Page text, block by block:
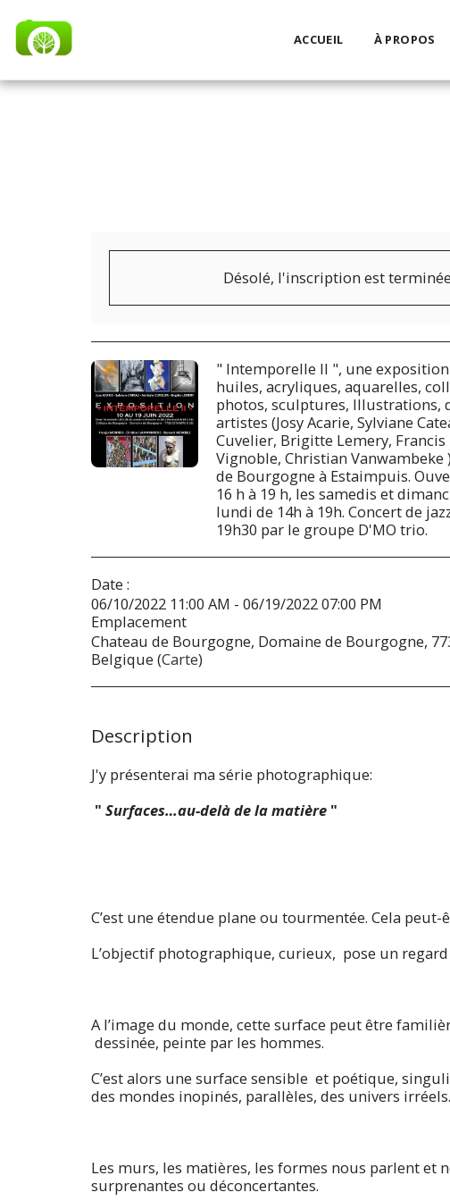
ACCUEIL À PROPOS
Désolé, l'inscription est
" Intemporelle II ", une
huiles, acryliques, aquarelles,
photos, sculptures, Illustrations,
artistes (Josy Acarie, Sylviane
Cuvelier, Brigitte Lemery,
Vignoble, Christian Vanwambeke
de Bourgogne à Estaimpuis.
16 h à 19 h, les samedis et
lundi de 14h à 19h. Concert de
19h30 par le groupe D'MO trio.
Date :
06/10/2022 11:00 AM - 06/19/2022 07:00 PM
Emplacement
Chateau de Bourgogne, Domaine de Bourgogne,
Belgique (Carte)
Description
J'y présenterai ma série photographique:
" Surfaces…au-delà de la matière "
C’est une étendue plane ou tourmentée. Cela
L’objectif photographique, curieux, pose un
A l’image du monde, cette surface peut être
dessinée, peinte par les hommes.
C’est alors une surface sensible et poétique,
des mondes inopinés, parallèles, des univers irréels.
Les murs, les matières, les formes nous parlent
surprenantes ou déconcertantes.